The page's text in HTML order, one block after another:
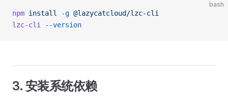
bash
npm install -g @lazycatcloud/lzc-cli
lzc-cli
--version
3. 安装系统依赖